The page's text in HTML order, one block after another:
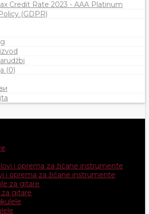
Credit Rate 2023 - AAA Platinum
(GDPR)
(0)
i oprema za žičane instrumente
gitare